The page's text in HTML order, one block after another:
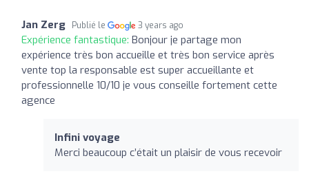
Jan Zerg Publié le 3 years ago
Expérience fantastique: Bonjour je partage mon
expérience très bon accueille et très bon service après
vente top la responsable est super accueillante et
professionnelle 10/10 je vous conseille fortement cette
agence
Infini voyage
Merci beaucoup c’était un plaisir de vous recevoir